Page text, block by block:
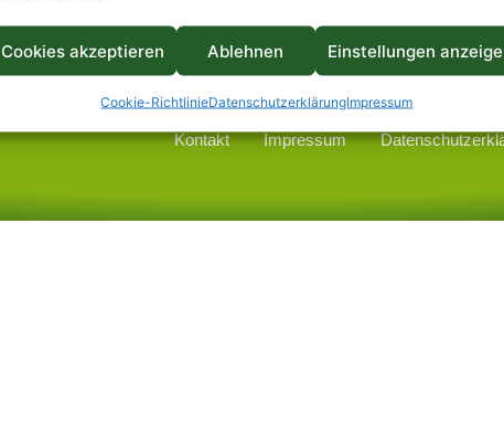
Cookies akzeptieren Ablehnen Einstellungen
Cookie-RichtlinieDatenschutzerklärungImpressum
Kontakt Impressum